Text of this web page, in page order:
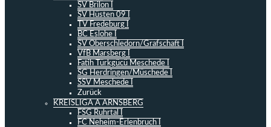
SV Brilon I
SV Hüsten 09 I
TV Fredeburg I
BC Eslohe I
SV Oberschledorn/Grafschaft I
VfB Marsberg I
Fatih Türkgücü Meschede I
SG Herdringen/Müschede I
SSV Meschede I
Zurück
KREISLIGA A ARNSBERG
FSG Ruhrtal I
FC Neheim-Erlenbruch I